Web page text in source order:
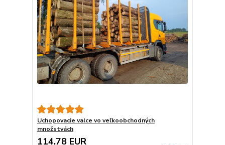
Uchopovacie valce vo veľkoobchodných
množstvách
114,78 EUR